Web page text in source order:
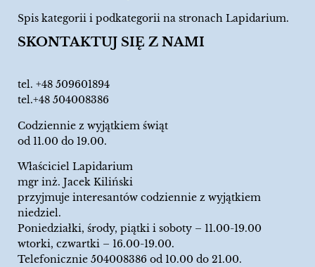
Spis kategorii i podkategorii na stronach Lapidarium.
SKONTAKTUJ SIĘ Z NAMI
tel. +48 509601894
tel.+48 504008386
Codziennie z wyjątkiem świąt
od 11.00 do 19.00.
Właściciel Lapidarium
mgr inż. Jacek Kiliński
przyjmuje interesantów codziennie z wyjątkiem
niedziel.
Poniedziałki, środy, piątki i soboty – 11.00-19.00
wtorki, czwartki – 16.00-19.00.
Telefonicznie 504008386 od 10.00 do 21.00.